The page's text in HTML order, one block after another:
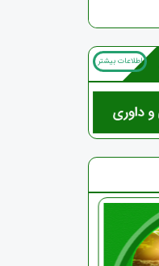
اطلاعات بیشتر